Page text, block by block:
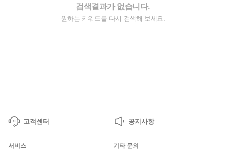
검색결과가 없습니다.
원하는 키워드를 다시 검색해 보세요.
고객센터 공지사항
서비스 기타 문의